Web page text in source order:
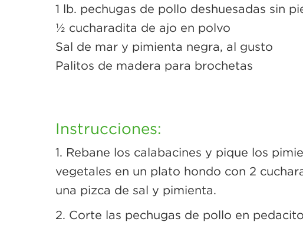
1 lb. pechugas de pollo deshuesadas sin
½ cucharadita de ajo en polvo
Sal de mar y pimienta negra, al gusto
Palitos de madera para brochetas
Instrucciones:
1. Rebane los calabacines y pique los
vegetales en un plato hondo con 2
una pizca de sal y pimienta.
2. Corte las pechugas de pollo en